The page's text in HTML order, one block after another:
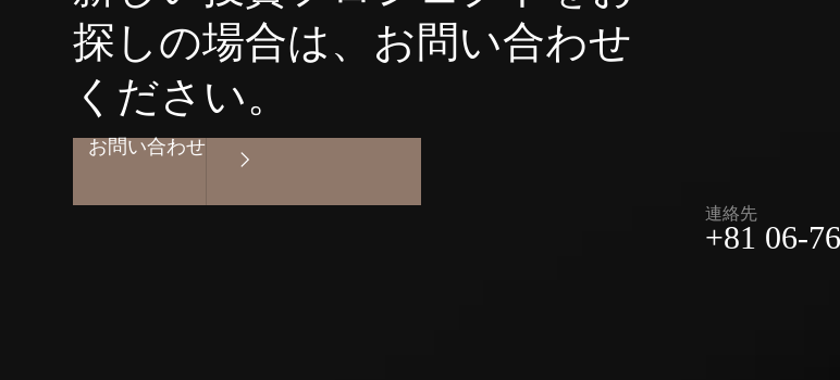
探しの場合は、お問い合わせ
ください。
お問い合わせ
連絡先
+81 06-